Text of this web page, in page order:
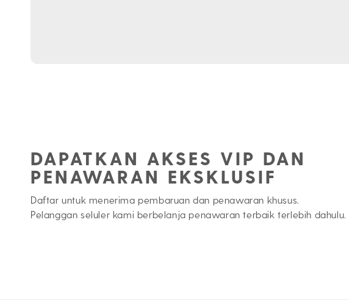
DAPATKAN AKSES VIP DAN
PENAWARAN EKSKLUSIF
Daftar untuk menerima pembaruan dan penawaran khusus.
Pelanggan seluler kami berbelanja penawaran terbaik terlebih dahulu.